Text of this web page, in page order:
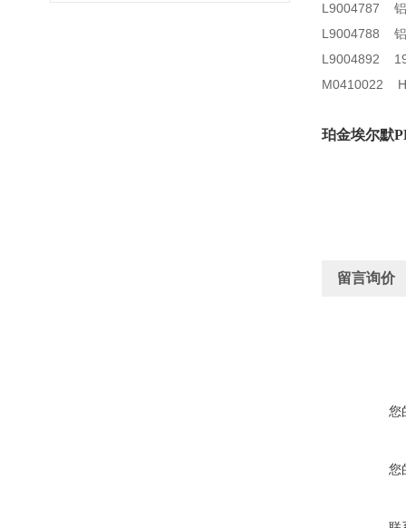
L9004787 铝
L9004788 铝
L9004892 19
M0410022
珀金埃尔默
留言询价
您
您